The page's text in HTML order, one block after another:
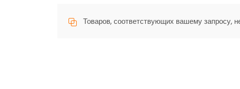
Товаров, соответствующих вашему запросу,